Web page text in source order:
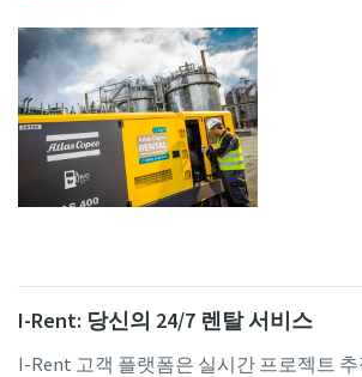
I-Rent: 당신의 24/7 렌탈 서비스
I-Rent 고객 플랫폼은 실시간 프로젝트